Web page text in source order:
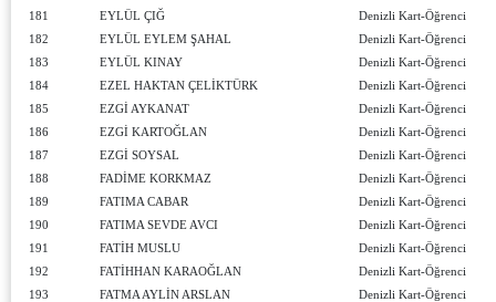
181
EYLÜL ÇIĞ
Denizli Kart-Öğrenci
182
EYLÜL EYLEM ŞAHAL
Denizli Kart-Öğrenci
183
EYLÜL KINAY
Denizli Kart-Öğrenci
184
EZEL HAKTAN ÇELİKTÜRK
Denizli Kart-Öğrenci
185
EZGİ AYKANAT
Denizli Kart-Öğrenci
186
EZGİ KARTOĞLAN
Denizli Kart-Öğrenci
187
EZGİ SOYSAL
Denizli Kart-Öğrenci
188
FADİME KORKMAZ
Denizli Kart-Öğrenci
189
FATIMA CABAR
Denizli Kart-Öğrenci
190
FATIMA SEVDE AVCI
Denizli Kart-Öğrenci
191
FATİH MUSLU
Denizli Kart-Öğrenci
192
FATİHHAN KARAOĞLAN
Denizli Kart-Öğrenci
193
FATMA AYLİN ARSLAN
Denizli Kart-Öğrenci